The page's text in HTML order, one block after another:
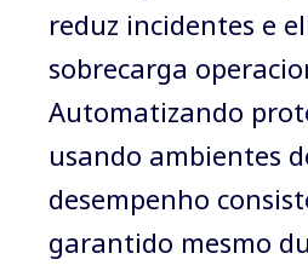
reduz incidentes e
sobrecarga
Automatizando
usando ambientes
desempenho
garantido mesmo